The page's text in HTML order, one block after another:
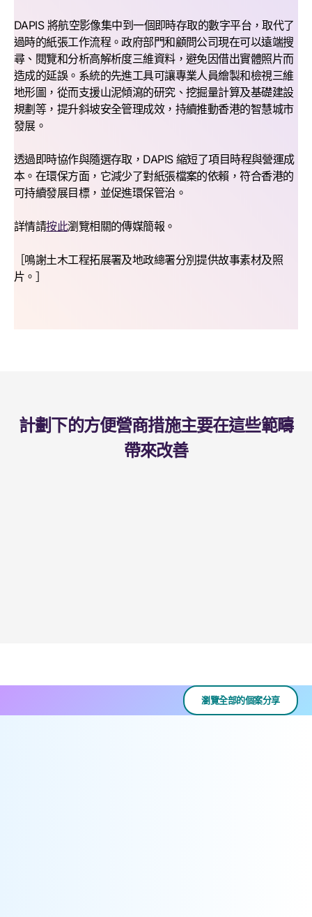
DAPIS 將航空影像集中到一個即時存取的數字平台，取代了
過時的紙張工作流程。政府部門和顧問公司現在可以遠端搜
尋、閱覽和分析高解析度三維資料，避免因借出實體照片而
造成的延誤。系統的先進工具可讓專業人員繪製和檢視三維
地形圖，從而支援山泥傾瀉的研究、挖掘量計算及基礎建設
規劃等，提升斜坡安全管理成效，持續推動香港的智慧城市
發展。
透過即時協作與隨選存取，DAPIS 縮短了項目時程與營運成
本。在環保方面，它減少了對紙張檔案的依賴，符合香港的
可持續發展目標，並促進環保管治。
詳情請按此瀏覽相關的傳媒簡報。
［鳴謝土木工程拓展署及地政總署分別提供故事素材及照
片。］
計劃下的方便營商措施主要在這些範疇
帶來改善
瀏覽全部的個案分享